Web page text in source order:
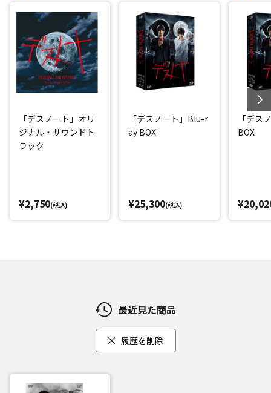
「デスノート」オリ
ジナル・サウンドト
ラック
¥2,750(税込)
「デスノート」Blu-r
ay BOX
¥25,300(税込)
「デス
BOX
最近見た商品
履歴を削除